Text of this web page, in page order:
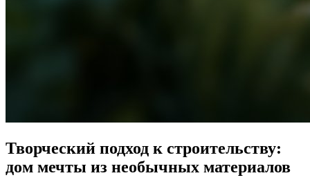
Творческий подход к строительству:
дом мечты из необычных материалов